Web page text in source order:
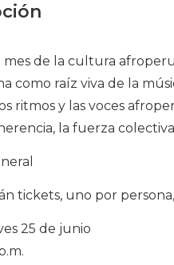
de la cultura
como raíz viva de la
ritmos y las voces
la fuerza
tickets, uno por
25 de junio